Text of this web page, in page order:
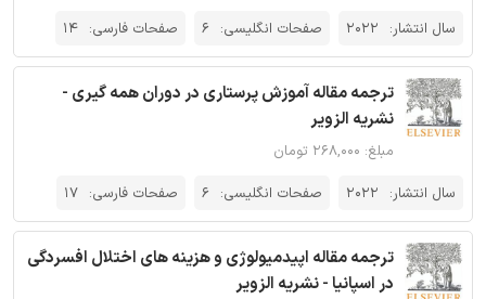
سال انتشار: 2022 صفحات انگلیسی: 6 صفحات فارسی: 14
ترجمه مقاله آموزش پرستاری در دوران همه گیری -
نشریه الزویر
مبلغ: ۲۶۸,۰۰۰ تومان
سال انتشار: 2022 صفحات انگلیسی: 6 صفحات فارسی: 17
ترجمه مقاله اپیدمیولوژی و هزینه های اختلال افسردگی
در اسپانیا - نشریه الزویر